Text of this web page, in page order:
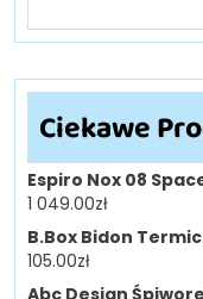
Ciekawe
Espiro Nox 08
1 049.00zł
B.Box Bidon
105.00zł